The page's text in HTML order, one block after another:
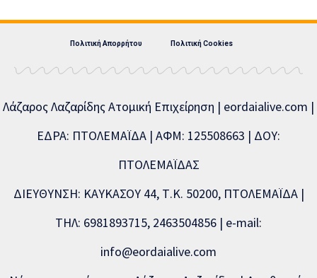
Πολιτική Απορρήτου Πολιτική Cookies
Λάζαρος Λαζαρίδης Ατομική Επιχείρηση | eordaialive.com |
ΕΔΡΑ: ΠΤΟΛΕΜΑΪΔΑ | ΑΦΜ: 125508663 | ΔΟΥ:
ΠΤΟΛΕΜΑΪΔΑΣ
ΔΙΕΥΘΥΝΣΗ: ΚΑΥΚΑΣΟΥ 44, Τ.Κ. 50200, ΠΤΟΛΕΜΑΪΔΑ |
ΤΗΛ: 6981893715, 2463504856 | e-mail:
info@eordaialive.com